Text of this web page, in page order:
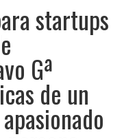
startups
Gª
de un